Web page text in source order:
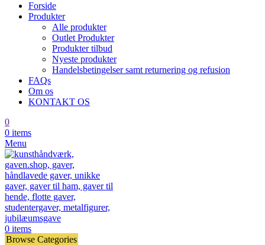
Forside
Produkter
Alle produkter
Outlet Produkter
Produkter tilbud
Nyeste produkter
Handelsbetingelser samt returnering og refusion
FAQs
Om os
KONTAKT OS
0
0 items
Menu
0 items
Browse Categories